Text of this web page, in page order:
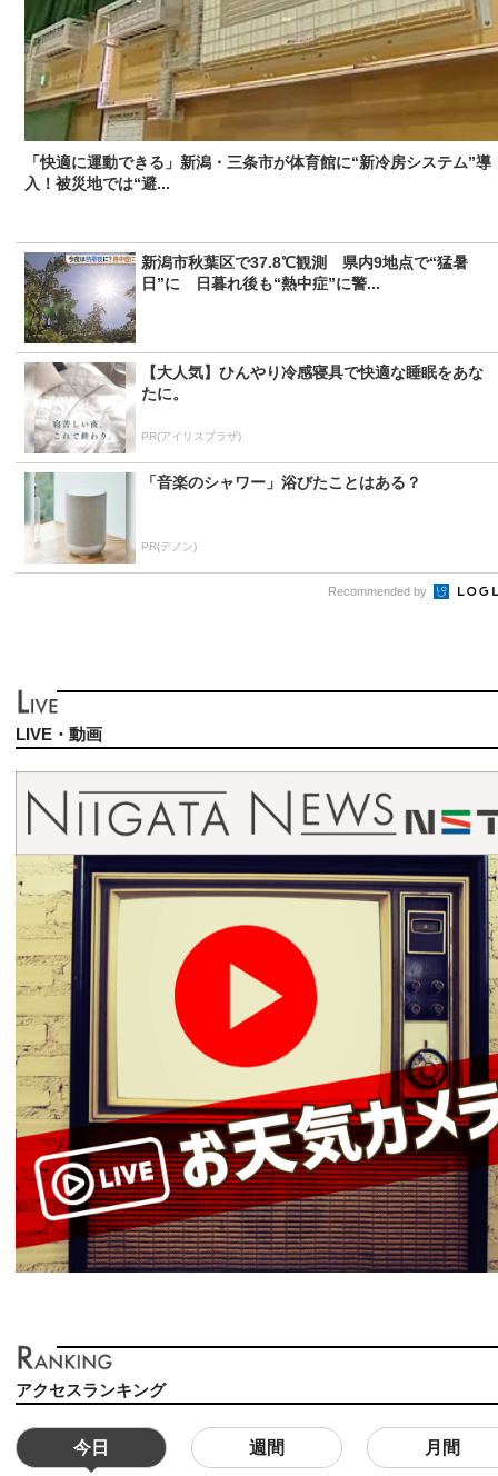
「快適に運動できる」新潟・三条市が体育館に“新冷房システム”導
入！被災地では“避...
新潟市秋葉区で37.8℃観測 県内9地点で“猛暑
日”に 日暮れ後も“熱中症”に警...
【大人気】ひんやり冷感寝具で快適な睡眠をあな
たに。
PR(アイリスプラザ)
「音楽のシャワー」浴びたことはある？
PR(デノン)
Recommended by
LIVE・動画
アクセスランキング
今日 週間 月間